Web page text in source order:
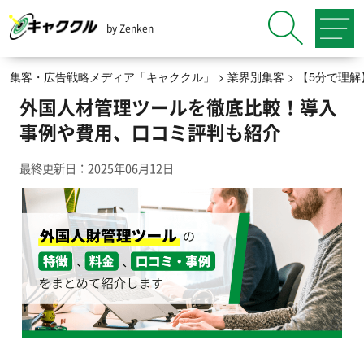
by Zenken
集客・広告戦略メディア「キャククル」 > 業界別集客 > 【5分で理
外国人材管理ツールを徹底比較！導入
事例や費用、口コミ評判も紹介
最終更新日：2025年06月12日